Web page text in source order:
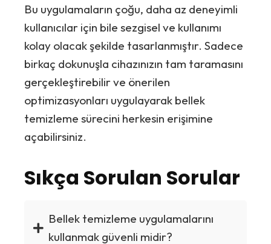
Bu uygulamaların çoğu, daha az deneyimli
kullanıcılar için bile sezgisel ve kullanımı
kolay olacak şekilde tasarlanmıştır. Sadece
birkaç dokunuşla cihazınızın tam taramasını
gerçekleştirebilir ve önerilen
optimizasyonları uygulayarak bellek
temizleme sürecini herkesin erişimine
açabilirsiniz.
Sıkça Sorulan Sorular
Bellek temizleme uygulamalarını
kullanmak güvenli midir?